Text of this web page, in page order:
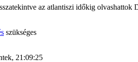
az atlantiszi időkig olvashattok
szükséges
21:09:25